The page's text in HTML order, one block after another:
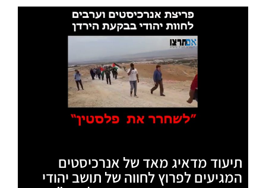
תיעוד מדאיג מאד של אנרכיסטים
המגיעים לפרוץ לחווה של תושב יהודי